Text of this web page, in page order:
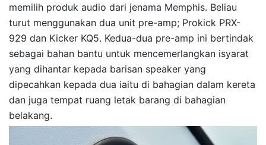
memilih produk audio dari jenama Memphis. Beliau
turut menggunakan dua unit pre-amp; Prokick PRX-
929 dan Kicker KQ5. Kedua-dua pre-amp ini bertindak
sebagai bahan bantu untuk mencemerlangkan isyarat
yang dihantar kepada barisan speaker yang
dipecahkan kepada dua iaitu di bahagian dalam kereta
dan juga tempat ruang letak barang di bahagian
belakang.